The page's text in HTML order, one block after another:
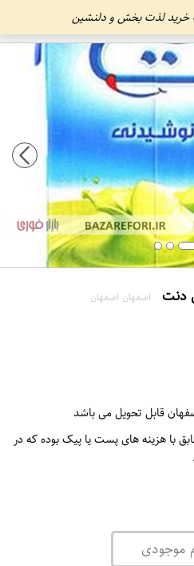
خرید لذت بخش و دلنشین
اصفهان اصفهان
قابل تحویل می باشد
با هزینه های پست یا پیک بوده که در
موجودی